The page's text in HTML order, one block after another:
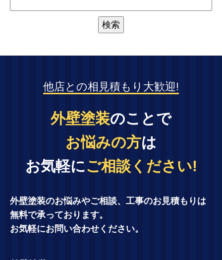
他店との相見積もり大歓迎!
外壁塗装のことで
お悩みの方は
お気軽にご相談ください!
外壁塗装のお悩みやご相談、工事のお見積もりは
無料で承っております。
お気軽にお問い合わせください。